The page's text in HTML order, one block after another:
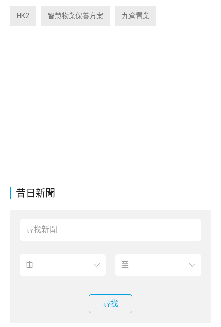
昔日新聞
尋找
HK2 智慧物業保養方案 九倉置業